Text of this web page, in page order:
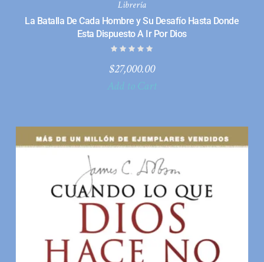
Librería
La Batalla De Cada Hombre y Su Desafío Hasta Donde
Esta Dispuesto A Ir Por Dios
$27,000.00
Add to Cart